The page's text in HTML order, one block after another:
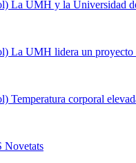
La UMH y la Universidad
La UMH lidera un proyecto
Temperatura corporal
Novetats